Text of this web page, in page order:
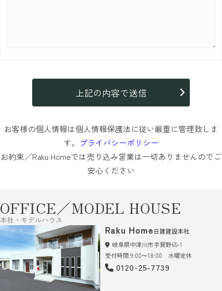
お客様の個人情報は個人情報保護法に従い厳重に管理致しま
す。 プライバシーポリシー
お約束／Raku Homeでは売り込み営業は一切ありませんのでご
安心ください
OFFICE／MODEL HOUSE
本社・モデルハウス
Raku Home 日建建設本社
岐阜県中津川市手賀野65-1
受付時間 9:00～18:00 水曜定休
0120-25-7739